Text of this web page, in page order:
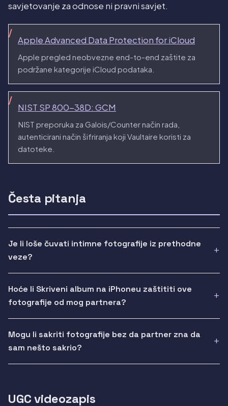
savjetovanje za odnose ni pravni savjet.
Apple Advanced Data Protection for iCloud
Apple pregled neobvezne end-to-end zaštite za
podržane kategorije iCloud podataka.
NIST SP 800-38D: GCM
NIST preporuka za Galois/Counter način rada,
autenticirani način šifriranja koji Vaultaire koristi za
datoteke.
Česta pitanja
Je li loše čuvati intimne fotografije iz prethodne
veze?
Hoće li Skriveni album na iPhoneu zaštititi ove
fotografije od mog partnera?
Mogu li sakriti fotografije bez da partner zna da
sam nešto sakrio?
UGC videozapis